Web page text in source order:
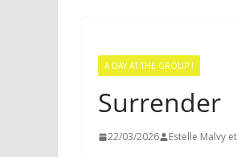
A DAY AT THE GROUP !
Surrender
22/03/2026 Estelle Malvy